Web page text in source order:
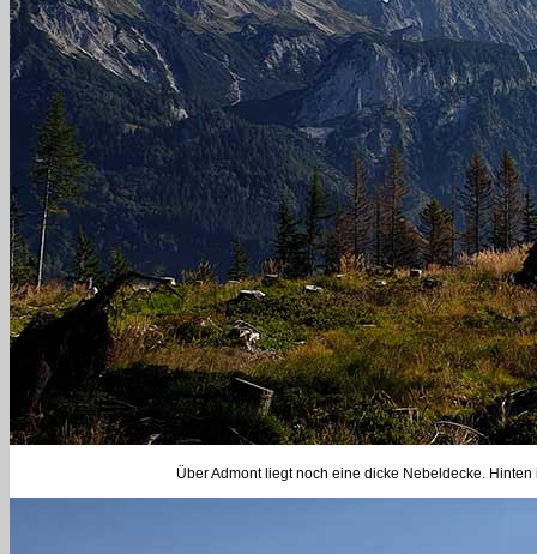
Über Admont liegt noch eine dicke Nebeldecke.